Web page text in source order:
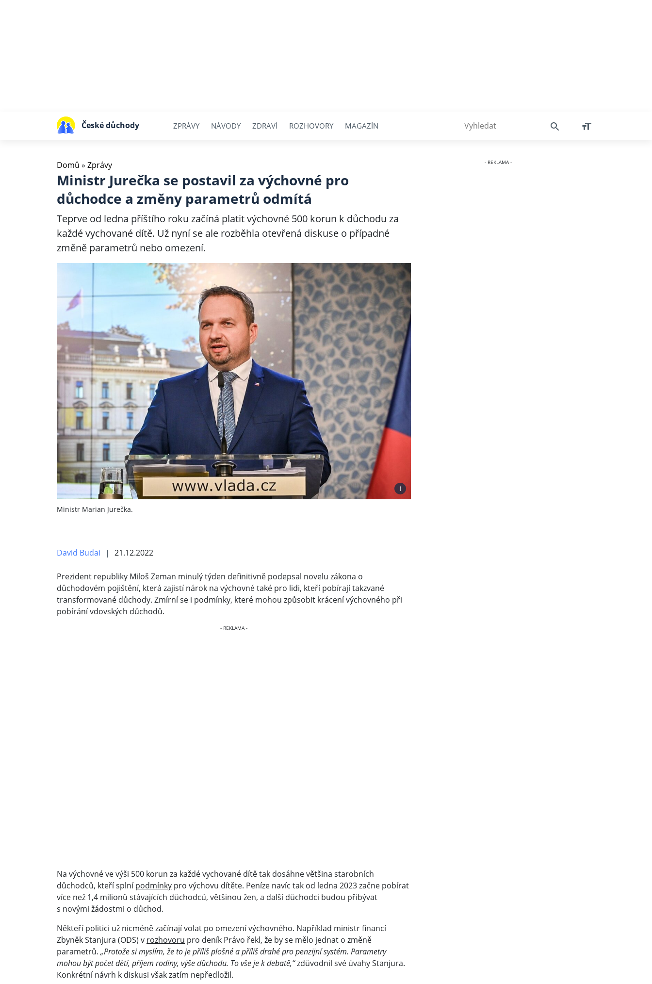
České důchody ZPRÁVY NÁVODY ZDRAVÍ ROZHOVORY MAGAZÍN
Domů » Zprávy
Ministr Jurečka se postavil za výchovné pro
důchodce a změny parametrů odmítá
Teprve od ledna příštího roku začíná platit výchovné 500 korun k důchodu za
každé vychované dítě. Už nyní se ale rozběhla otevřená diskuse o případné
změně parametrů nebo omezení.
i
Ministr Marian Jurečka.
David Budai 21.12.2022
Prezident republiky Miloš Zeman minulý týden definitivně podepsal novelu zákona o
důchodovém pojištění, která zajistí nárok na výchovné také pro lidi, kteří pobírají takzvané
transformované důchody. Zmírní se i podmínky, které mohou způsobit krácení výchovného při
pobírání vdovských důchodů.
Na výchovné ve výši 500 korun za každé vychované dítě tak dosáhne většina starobních
důchodců, kteří splnípodmínky pro výchovu dítěte. Peníze navíc tak od ledna 2023 začne pobírat
více než 1,4 milionů stávajících důchodců, většinou žen, a další důchodci budou přibývat
s novými žádostmi o důchod.
Někteří politici už nicméně začínají volat po omezení výchovného. Například ministr financí
Zbyněk Stanjura (ODS) v rozhovoru pro deník Právo řekl, že by se mělo jednat o změně
parametrů. „Protože si myslím, že to je příliš plošné a příliš drahé pro penzijní systém. Parametry
mohou být počet dětí, příjem rodiny, výše důchodu. To vše je k debatě,“zdůvodnil své úvahy Stanjura.
Konkrétní návrh k diskusi však zatím nepředložil.